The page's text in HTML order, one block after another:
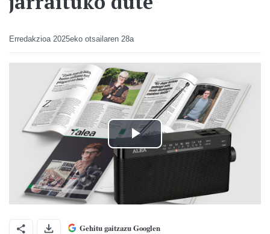
Erredakzioa 2025eko otsailaren 28a
Gehitu gaitzazu Googlen